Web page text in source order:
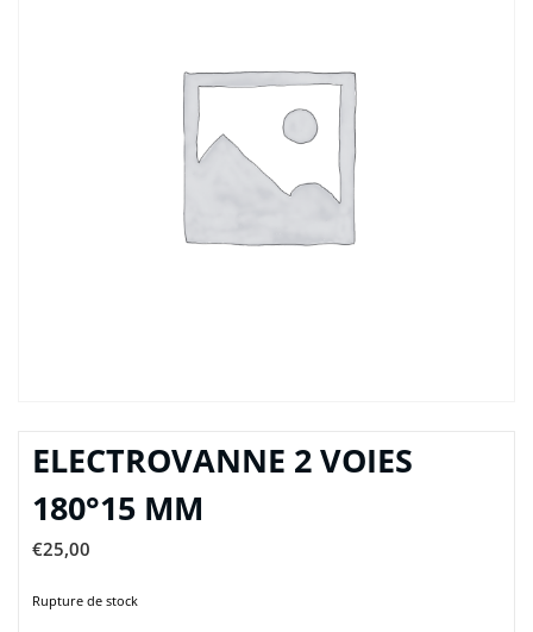
ELECTROVANNE 2 VOIES
180°15 MM
€25,00
Rupture de stock